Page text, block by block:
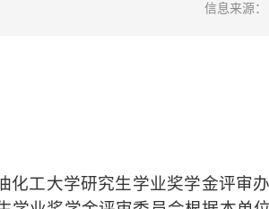
信息来源：
化工大学研究生学业奖学金评审办